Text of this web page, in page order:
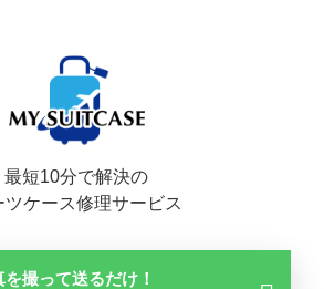
最短10分で解決の
ツケース修理サービス
を撮って送るだけ！